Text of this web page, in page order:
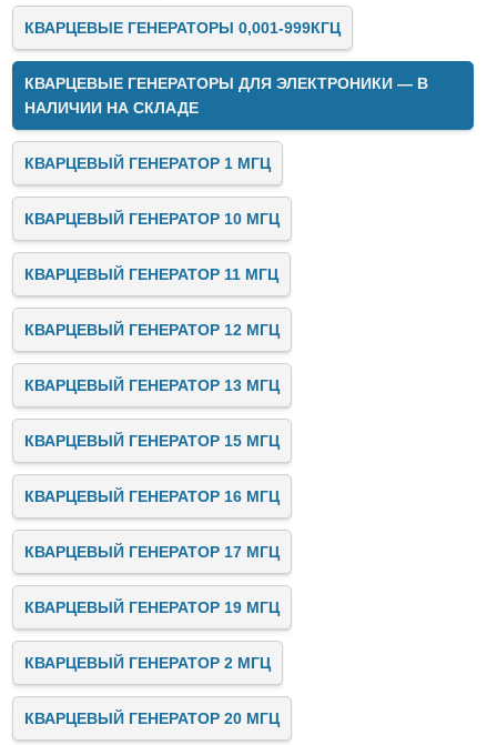
КВАРЦЕВЫЕ ГЕНЕРАТОРЫ 0,001-999КГЦ
КВАРЦЕВЫЕ ГЕНЕРАТОРЫ ДЛЯ ЭЛЕКТРОНИКИ — В
НАЛИЧИИ НА СКЛАДЕ
КВАРЦЕВЫЙ ГЕНЕРАТОР 1 МГЦ
КВАРЦЕВЫЙ ГЕНЕРАТОР 10 МГЦ
КВАРЦЕВЫЙ ГЕНЕРАТОР 11 МГЦ
КВАРЦЕВЫЙ ГЕНЕРАТОР 12 МГЦ
КВАРЦЕВЫЙ ГЕНЕРАТОР 13 МГЦ
КВАРЦЕВЫЙ ГЕНЕРАТОР 15 МГЦ
КВАРЦЕВЫЙ ГЕНЕРАТОР 16 МГЦ
КВАРЦЕВЫЙ ГЕНЕРАТОР 17 МГЦ
КВАРЦЕВЫЙ ГЕНЕРАТОР 19 МГЦ
КВАРЦЕВЫЙ ГЕНЕРАТОР 2 МГЦ
КВАРЦЕВЫЙ ГЕНЕРАТОР 20 МГЦ